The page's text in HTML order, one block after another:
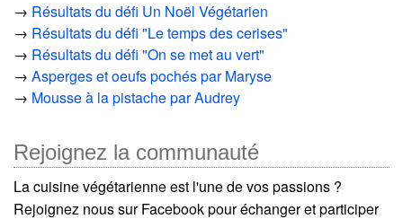
→ Résultats du défi Un Noël Végétarien
→ Résultats du défi "Le temps des cerises"
→ Résultats du défi "On se met au vert"
→ Asperges et oeufs pochés par Maryse
→ Mousse à la pistache par Audrey
Rejoignez la communauté
La cuisine végétarienne est l'une de vos passions ?
Rejoignez nous sur Facebook pour échanger et participer